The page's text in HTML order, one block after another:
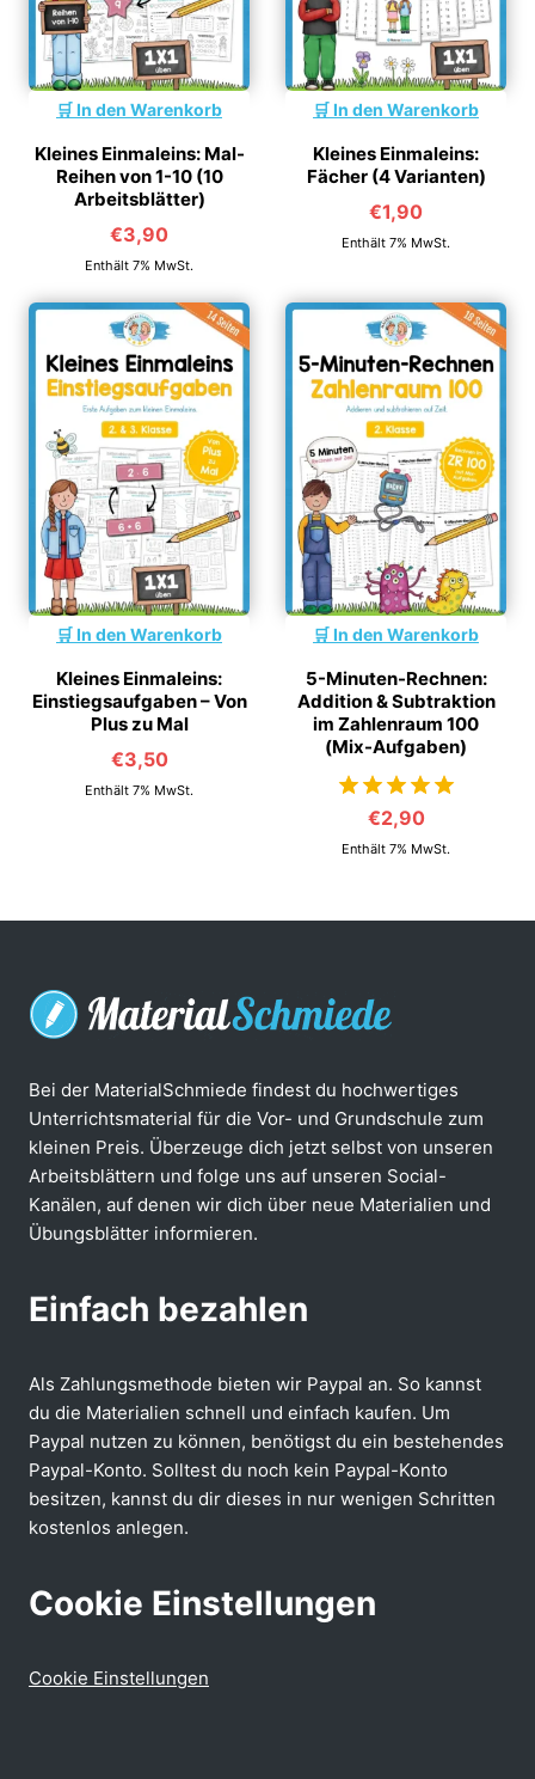
In den Warenkorb
Kleines Einmaleins: Mal-
Reihen von 1-10 (10
Arbeitsblätter)
€3,90
Enthält 7% MwSt.
In den Warenkorb
Kleines Einmaleins:
Fächer (4 Varianten)
€1,90
Enthält 7% MwSt.
In den Warenkorb
Kleines Einmaleins:
Einstiegsaufgaben – Von
Plus zu Mal
€3,50
Enthält 7% MwSt.
In den Warenkorb
5-Minuten-Rechnen:
Addition & Subtraktion
im Zahlenraum 100
(Mix-Aufgaben)
von 5
€2,90
Enthält 7% MwSt.
Bei der MaterialSchmiede findest du hochwertiges
Unterrichtsmaterial für die Vor- und Grundschule zum
kleinen Preis. Überzeuge dich jetzt selbst von unseren
Arbeitsblättern und folge uns auf unseren Social-
Kanälen, auf denen wir dich über neue Materialien und
Übungsblätter informieren.
Einfach bezahlen
Als Zahlungsmethode bieten wir Paypal an. So kannst
du die Materialien schnell und einfach kaufen. Um
Paypal nutzen zu können, benötigst du ein bestehendes
Paypal-Konto. Solltest du noch kein Paypal-Konto
besitzen, kannst du dir dieses in nur wenigen Schritten
kostenlos anlegen.
Cookie Einstellungen
Cookie Einstellungen